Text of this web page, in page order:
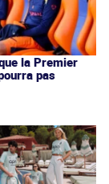
la Premier
pas